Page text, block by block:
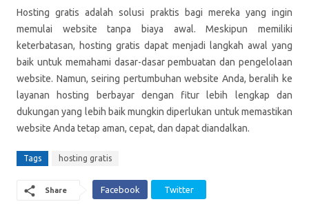
Hosting gratis adalah solusi praktis bagi mereka yang ingin
memulai website tanpa biaya awal. Meskipun memiliki
keterbatasan, hosting gratis dapat menjadi langkah awal yang
baik untuk memahami dasar-dasar pembuatan dan pengelolaan
website. Namun, seiring pertumbuhan website Anda, beralih ke
layanan hosting berbayar dengan fitur lebih lengkap dan
dukungan yang lebih baik mungkin diperlukan untuk memastikan
website Anda tetap aman, cepat, dan dapat diandalkan.
Tags hosting gratis
Share Facebook Twitter